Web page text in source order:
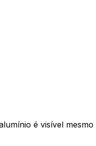
é visível